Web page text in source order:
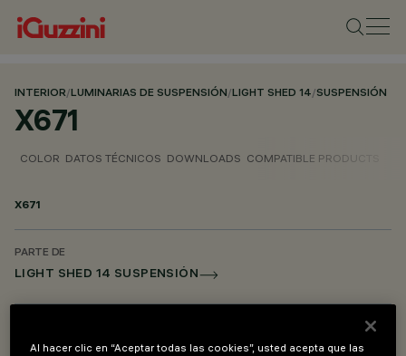
INTERIOR/LUMINARIAS DE SUSPENSIÓN/LIGHT SHED 14/SUSPENSIÓN
X671
COLOR DATOS TÉCNICOS DOWNLOADS COMPATIBLE PRODUCTS
X671
PARTE DE
LIGHT SHED 14 SUSPENSIÓN
Kit de suspensión para módulos ILS instalados entre
Al hacer clic en “Aceptar todas las cookies”, usted acepta que las